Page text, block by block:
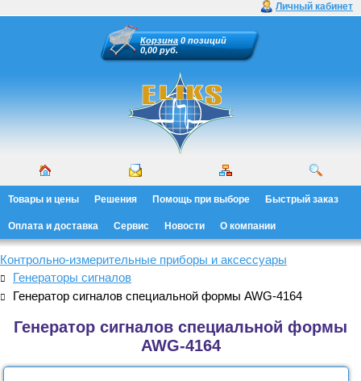
Личный кабинет
Корзина 0 позиций
0,00 руб.
Товары и цены Решения Помощь при выборе Быстрый заказ
Оплата и доставка Сервис Новости О компании
Контрольно-измерительные приборы и аксессуары
Генераторы сигналов
Генератор сигналов специальной формы AWG-4164
Генератор сигналов специальной формы
AWG-4164